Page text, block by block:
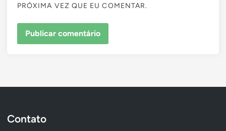
PRÓXIMA VEZ QUE EU COMENTAR.
Contato